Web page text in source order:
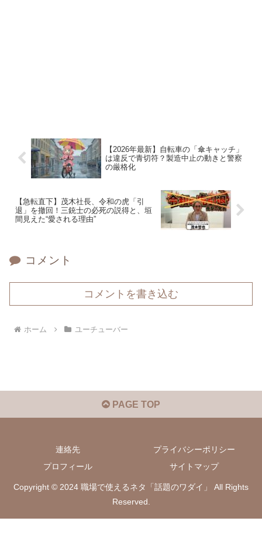
【2026年最新】自転車の「傘キャッチ」
は違反で青切符？製造中止の動きと警察
の厳格化
【急転直下】茂木社長、令和の虎「引
退」を撤回！三銃士の必死の説得と、垣
間見えた“愛される理由”
コメント
コメントを書き込む
ホーム ユーチューバー
PAGE TOP
連絡先
プライバシーポリシー
プロフィール
サイトマップ
Copyright © 2024 職場で使えるネタ「話題のワダイ」 All Rights
Reserved.